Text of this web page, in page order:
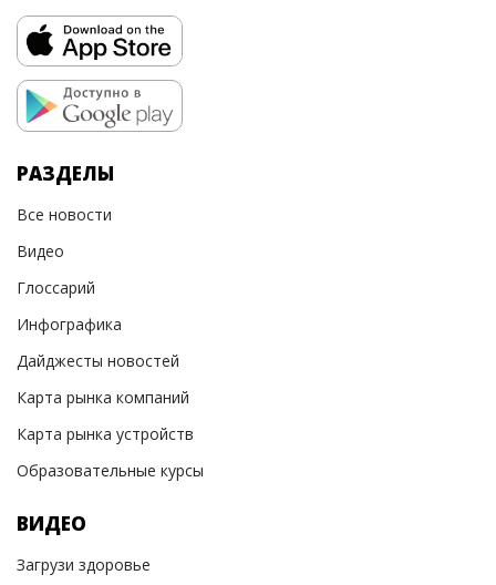
РАЗДЕЛЫ
Все новости
Видео
Глоссарий
Инфографика
Дайджесты новостей
Карта рынка компаний
Карта рынка устройств
Образовательные курсы
ВИДЕО
Загрузи здоровье